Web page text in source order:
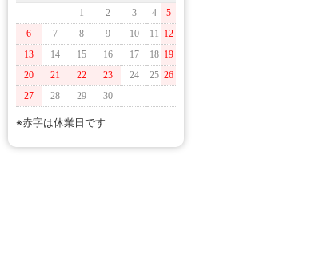
1
2 3 4
5
6
7 8 9 10 11 12
13
14 15 16 17 18 19
20
21 22 23 24 25 26
27
28 29 30
※赤字は休業日です